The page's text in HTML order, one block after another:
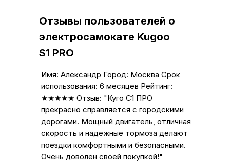
Имя: Александр Город: Москва Срок
использования: 6 месяцев Рейтинг:
★★★★★ Отзыв: "Куго С1 ПРО
прекрасно справляется с городскими
дорогами. Мощный двигатель, отличная
скорость и надежные тормоза делают
поездки комфортными и безопасными.
Очень доволен своей покупкой!"
Отзывы пользователей о
электросамокате Kugoo
S1 PRO